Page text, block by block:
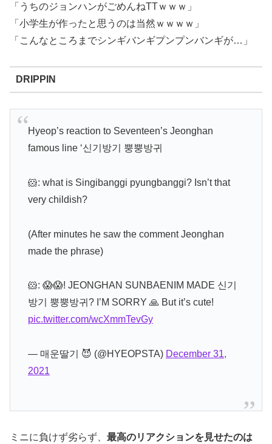
「うちのジョンハンがごめんねTTｗｗｗ」
「小学生が作ったと思うのは当然ｗｗｗｗ」
「こんなところまでシンギバンギプンプンバンギが…」
DRIPPIN
Hyeop’s reaction to Seventeen’s Jeonghan
famous line ‘신기방기 뿡뿡방귀
🐹: what is Singibanggi pyungbanggi? Isn’t that
very childish?
(After minutes he saw the comment Jeonghan
made the phrase)
🐹: 😱😱! JEONGHAN SUNBAENIM MADE 신기
방기 뿡뿡방귀? I’M SORRY 🙏 But it’s cute!
pic.twitter.com/wcXmmTevGy
— 매운딸기 😈 (@HYEOPSTA) December 31,
2021
ミニに負けず劣らず、 最高のリアクションを見せたのは